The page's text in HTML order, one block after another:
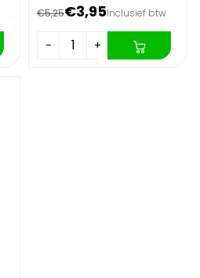
€5,25€3,95Inclusief btw
− +